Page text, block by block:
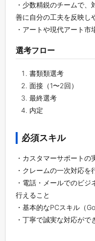
・少数精鋭のチームで
善に自分の工夫を反映し
・アートや現代アート
選考フロー
書類類選考
面接（1〜2回）
最終選考
内定
必須スキル
・カスタマーサポートの
・クレームの一次対応を
・電話・メールでのビ
行えること
・基本的なPCスキル（
・丁寧で誠実な対応がで